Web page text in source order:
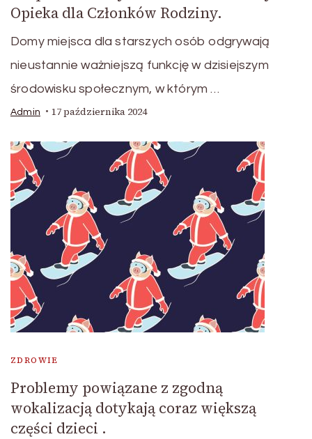
Opieka dla Członków Rodziny.
Domy miejsca dla starszych osób odgrywają
nieustannie ważniejszą funkcję w dzisiejszym
środowisku społecznym, w którym …
Admin 17 października 2024
ZDROWIE
Problemy powiązane z zgodną
wokalizacją dotykają coraz większą
części dzieci .